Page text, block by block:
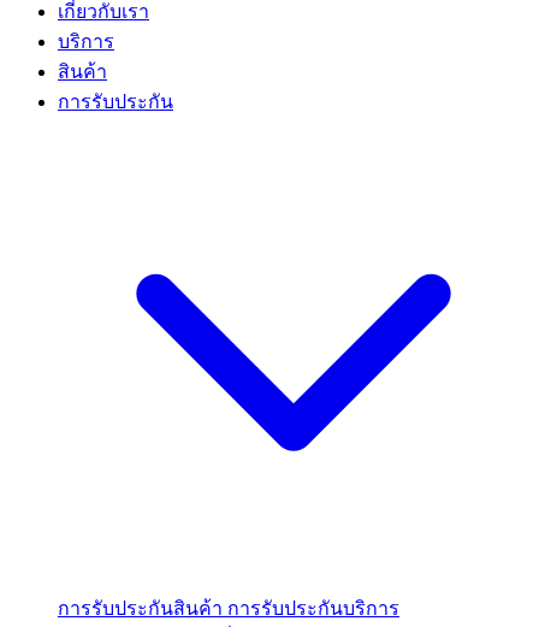
เกี่ยวกับเรา
บริการ
สินค้า
การรับประกัน
การรับประกันสินค้า การรับประกันบริการ